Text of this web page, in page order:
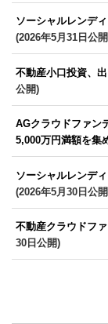
ソーシャルレンデ
(2026年5月31日公
不動産小口投資、
公開)
AGクラウドファン
5,000万円満額を集
ソーシャルレンデ
(2026年5月30日公
不動産クラウドフ
30日公開)